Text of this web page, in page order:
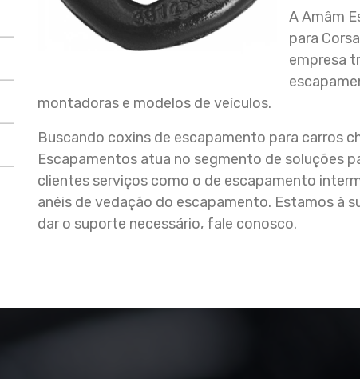
A Amâm
para
empresa
montadoras e modelos de veículos.
Buscando coxins de escapamento para carros
Escapamentos atua no segmento de soluções
clientes serviços como o de escapamento
anéis de vedação do escapamento. Estamos à
dar o suporte necessário, fale conosco.